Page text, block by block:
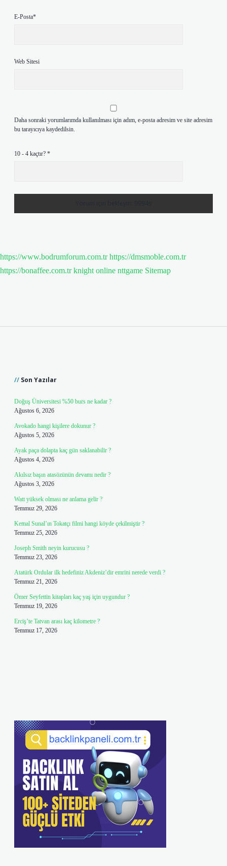
E-Posta*
Web Sitesi
Daha sonraki yorumlarımda kullanılması için adım, e-posta adresim ve site adresim
bu tarayıcıya kaydedilsin.
10 - 4 kaçtır? *
https://www.bodrumforum.com.tr https://dmsmoble.com.tr
https://bonaffee.com.tr knight online nttgame Sitemap
Son Yazılar
Doğuş Üniversitesi %50 burs ne kadar ?
Ağustos 6, 2026
Avokado hangi kişilere dokunur ?
Ağustos 5, 2026
Ayak paça dolapta kaç gün saklanabilir ?
Ağustos 4, 2026
Akılsız başın atasözünün devamı nedir ?
Ağustos 3, 2026
Watt yüksek olması ne anlama gelir ?
Temmuz 29, 2026
Kemal Sunal’ın Tokatçı filmi hangi köyde çekilmiştir ?
Temmuz 25, 2026
Joseph Smith neyin kurucusu ?
Temmuz 23, 2026
Atatürk Ordular ilk hedefiniz Akdeniz’dir emrini nerede verdi ?
Temmuz 21, 2026
Ömer Seyfettin kitapları kaç yaş için uygundur ?
Temmuz 19, 2026
Erciş’te Tatvan arası kaç kilometre ?
Temmuz 17, 2026